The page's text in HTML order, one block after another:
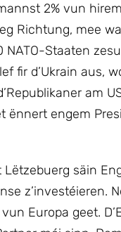
2% vun
Richtung, mee
NATO-Staaten
fir d’Ukrain aus,
am
engem
säin
z’investéieren.
Europa geet.